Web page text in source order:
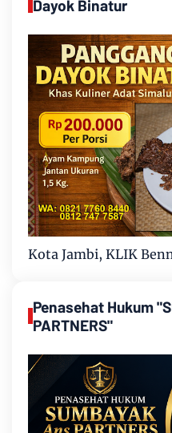
Dayok Binatur
Kota Jambi, KLIK
Penasehat Hukum
PARTNERS"